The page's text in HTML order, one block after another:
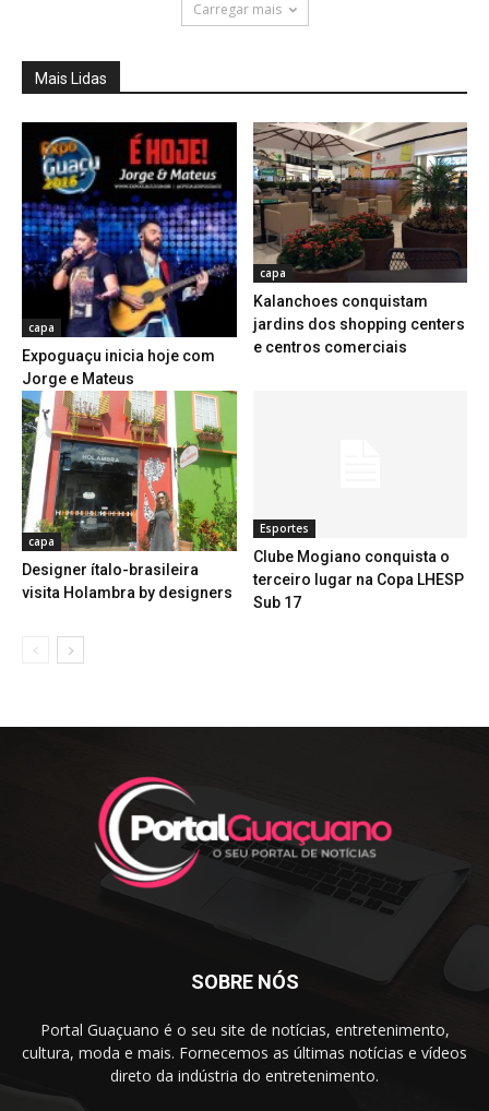
Carregar mais
Mais Lidas
capa
Expoguaçu inicia hoje com
Jorge e Mateus
capa
Kalanchoes conquistam
jardins dos shopping centers
e centros comerciais
capa
Designer ítalo-brasileira
visita Holambra by designers
Esportes
Clube Mogiano conquista o
terceiro lugar na Copa LHESP
Sub 17
SOBRE NÓS
Portal Guaçuano é o seu site de notícias, entretenimento,
cultura, moda e mais. Fornecemos as últimas notícias e vídeos
direto da indústria do entretenimento.